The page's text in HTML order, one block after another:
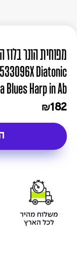
מפוחית הונר
Diatonic
Blues Harp in Ab
₪182